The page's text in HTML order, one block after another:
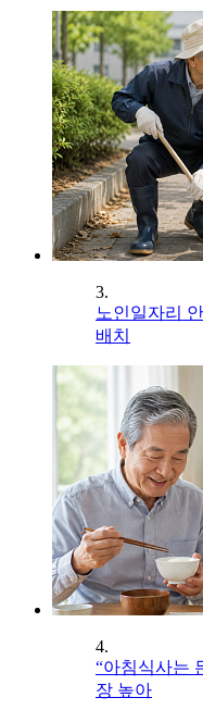
3.
노인일자리
배치
4.
“아침식사는
장 높아